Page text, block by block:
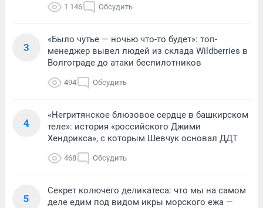
1 146 Обсудить
3
«Было чутье — ночью что-то будет»: топ-
менеджер вывел людей из склада Wildberries в
Волгограде до атаки беспилотников
494 Обсудить
4
«Негритянское блюзовое сердце в башкирском
теле»: история «российского Джими
Хендрикса», с которым Шевчук основал ДДТ
468 Обсудить
5
Секрет колючего деликатеса: что мы на самом
деле едим под видом икры морского ежа —